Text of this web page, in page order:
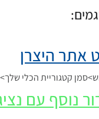
אתר היצרן
קטגוריית הכלי
נוסף עם